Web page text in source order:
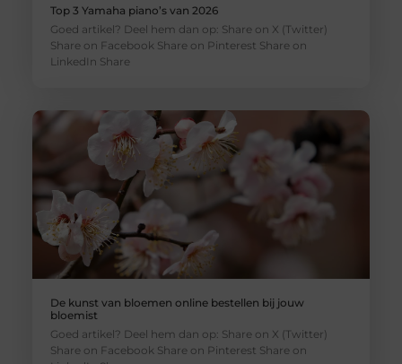
Top 3 Yamaha piano’s van 2026
Goed artikel? Deel hem dan op: Share on X (Twitter)
Share on Facebook Share on Pinterest Share on
LinkedIn Share
De kunst van bloemen online bestellen bij jouw
bloemist
Goed artikel? Deel hem dan op: Share on X (Twitter)
Share on Facebook Share on Pinterest Share on